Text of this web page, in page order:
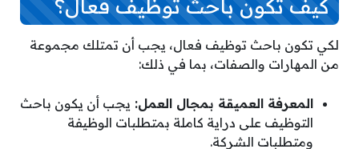
كيف تكون باحث توظيف فعال؟
لكي تكون باحث توظيف فعال، يجب أن تمتلك مجموعة
من المهارات والصفات، بما في ذلك:
المعرفة العميقة بمجال العمل: يجب أن يكون باحث
التوظيف على دراية كاملة بمتطلبات الوظيفة
ومتطلبات الشركة.